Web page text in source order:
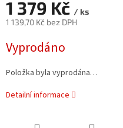
1 379 Kč / ks
1 139,70 Kč bez DPH
cena:
Vyprodáno
Položka byla vyprodána…
Detailní informace